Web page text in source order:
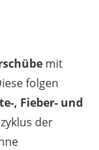
mit
folgen
, Fieber- und
der